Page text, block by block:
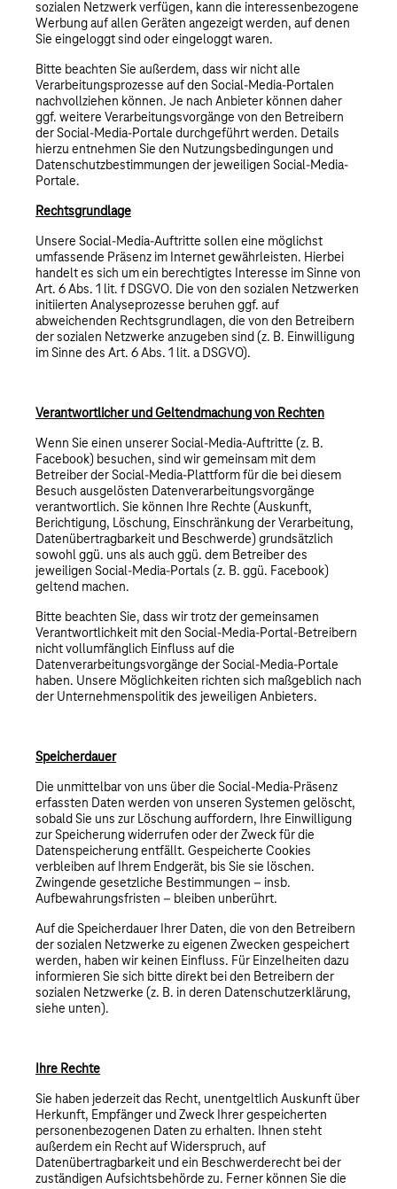
sozialen Netzwerk verfügen, kann die interessenbezogene
Werbung auf allen Geräten angezeigt werden, auf denen
Sie eingeloggt sind oder eingeloggt waren.
Bitte beachten Sie außerdem, dass wir nicht alle
Verarbeitungsprozesse auf den Social-Media-Portalen
nachvollziehen können. Je nach Anbieter können daher
ggf. weitere Verarbeitungsvorgänge von den Betreibern
der Social-Media-Portale durchgeführt werden. Details
hierzu entnehmen Sie den Nutzungsbedingungen und
Datenschutzbestimmungen der jeweiligen Social-Media-
Portale.
Rechtsgrundlage
Unsere Social-Media-Auftritte sollen eine möglichst
umfassende Präsenz im Internet gewährleisten. Hierbei
handelt es sich um ein berechtigtes Interesse im Sinne von
Art. 6 Abs. 1 lit. f DSGVO. Die von den sozialen Netzwerken
initiierten Analyseprozesse beruhen ggf. auf
abweichenden Rechtsgrundlagen, die von den Betreibern
der sozialen Netzwerke anzugeben sind (z. B. Einwilligung
im Sinne des Art. 6 Abs. 1 lit. a DSGVO).
Verantwortlicher und Geltendmachung von Rechten
Wenn Sie einen unserer Social-Media-Auftritte (z. B.
Facebook) besuchen, sind wir gemeinsam mit dem
Betreiber der Social-Media-Plattform für die bei diesem
Besuch ausgelösten Datenverarbeitungsvorgänge
verantwortlich. Sie können Ihre Rechte (Auskunft,
Berichtigung, Löschung, Einschränkung der Verarbeitung,
Datenübertragbarkeit und Beschwerde) grundsätzlich
sowohl ggü. uns als auch ggü. dem Betreiber des
jeweiligen Social-Media-Portals (z. B. ggü. Facebook)
geltend machen.
Bitte beachten Sie, dass wir trotz der gemeinsamen
Verantwortlichkeit mit den Social-Media-Portal-Betreibern
nicht vollumfänglich Einfluss auf die
Datenverarbeitungsvorgänge der Social-Media-Portale
haben. Unsere Möglichkeiten richten sich maßgeblich nach
der Unternehmenspolitik des jeweiligen Anbieters.
Speicherdauer
Die unmittelbar von uns über die Social-Media-Präsenz
erfassten Daten werden von unseren Systemen gelöscht,
sobald Sie uns zur Löschung auffordern, Ihre Einwilligung
zur Speicherung widerrufen oder der Zweck für die
Datenspeicherung entfällt. Gespeicherte Cookies
verbleiben auf Ihrem Endgerät, bis Sie sie löschen.
Zwingende gesetzliche Bestimmungen – insb.
Aufbewahrungsfristen – bleiben unberührt.
Auf die Speicherdauer Ihrer Daten, die von den Betreibern
der sozialen Netzwerke zu eigenen Zwecken gespeichert
werden, haben wir keinen Einfluss. Für Einzelheiten dazu
informieren Sie sich bitte direkt bei den Betreibern der
sozialen Netzwerke (z. B. in deren Datenschutzerklärung,
siehe unten).
Ihre Rechte
Sie haben jederzeit das Recht, unentgeltlich Auskunft über
Herkunft, Empfänger und Zweck Ihrer gespeicherten
personenbezogenen Daten zu erhalten. Ihnen steht
außerdem ein Recht auf Widerspruch, auf
Datenübertragbarkeit und ein Beschwerderecht bei der
zuständigen Aufsichtsbehörde zu. Ferner können Sie die